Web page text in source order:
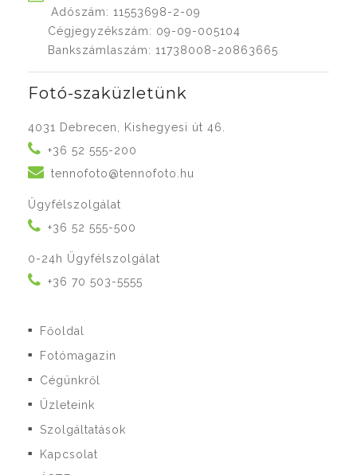
Adószám: 11553698-2-09
Cégjegyzékszám: 09-09-005104
Bankszámlaszám: 11738008-20863665
Fotó-szaküzletünk
4031 Debrecen, Kishegyesi út 46.
+36 52 555-200
tennofoto@tennofoto.hu
Ügyfélszolgálat
+36 52 555-500
0-24h Ügyfélszolgálat
+36 70 503-5555
■ Főoldal
■ Fotómagazin
■ Cégünkről
■ Üzleteink
■ Szolgáltatások
■ Kapcsolat